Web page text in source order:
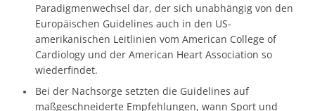
Paradigmenwechsel dar, der sich unabhängig von den
Europäischen Guidelines auch in den US-
amerikanischen Leitlinien vom American College of
Cardiology und der American Heart Association so
wiederfindet.
Bei der Nachsorge setzten die Guidelines auf
maßgeschneiderte Empfehlungen, wann Sport und